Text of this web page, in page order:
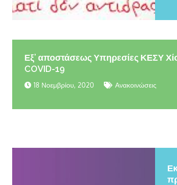
Εξ’ αποστάσεως Υπηρεσίες ΚΕΣΥ
COVID-19
18 Νοεμβρίου, 2020 Ανακοινώσεις